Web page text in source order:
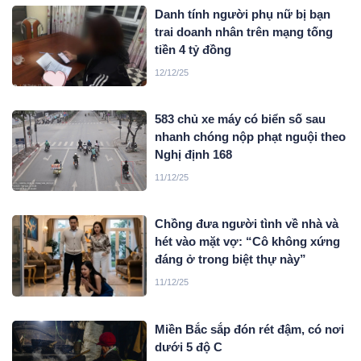
Danh tính người phụ nữ bị bạn
trai doanh nhân trên mạng tống
tiền 4 tỷ đồng
12/12/25
583 chủ xe máy có biển số sau
nhanh chóng nộp phạt nguội theo
Nghị định 168
11/12/25
Chồng đưa người tình về nhà và
hét vào mặt vợ: “Cô không xứng
đáng ở trong biệt thự này”
11/12/25
Miền Bắc sắp đón rét đậm, có nơi
dưới 5 độ C